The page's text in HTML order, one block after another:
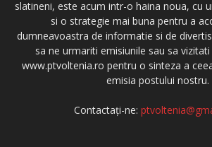
slatineni, este acum intr-o haina noua, cu
si o strategie mai buna pentru a
dumneavoastra de informatie si de
sa ne urmariti emisiunile sau sa
www.ptvoltenia.ro pentru o sinteza a
emisia postului nostru.
Contactați-ne: